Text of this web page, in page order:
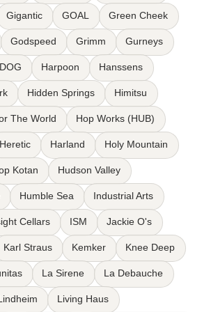
Gigantic GOAL Green Cheek
Godspeed Grimm Gurneys
Harpoon Hanssens
Hidden Springs Himitsu
The World Hop Works (HUB)
Heretic Harland Holy Mountain
Kotan Hudson Valley
Humble Sea Industrial Arts
Cellars ISM Jackie O's
Karl Straus Kemker Knee Deep
La Sirene La Debauche
Living Haus